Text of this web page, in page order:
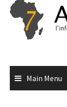
Skip
content
Main Menu